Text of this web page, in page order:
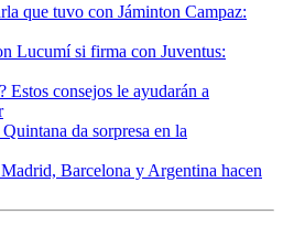
que tuvo con Jáminton Campaz:
Lucumí si firma con Juventus:
Estos consejos le ayudarán a
da sorpresa en la
Barcelona y Argentina hacen